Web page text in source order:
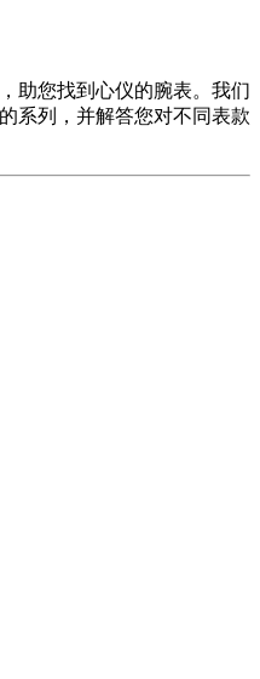
助您找到心仪的腕表。我们
系列，并解答您对不同表款